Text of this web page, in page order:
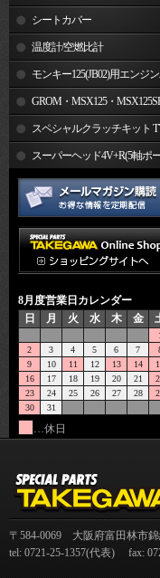
シートカバー
温度計/空燃比計
モンキー125(JB02)用エンジ
ツ GROM・MSX125・
エンジンパーツ
スペシャルクラッチキット
スーパーヘッド4V+R(5軸ポ
加工)
8月度営業日カレンダー
日
月 火 水 木 金
1
2
3 4 5 6 7
9
10 11 12 13 14
16
17 18 19 20 21
23
24 25 26 27 28
30
31
…休日
〒584-0069 大阪府富田林市錦
tel: 0721-25-1357(代表) fax: